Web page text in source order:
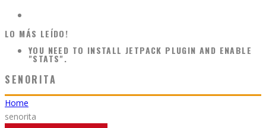
LO MÁS LEÍDO!
YOU NEED TO INSTALL JETPACK PLUGIN AND ENABLE
"STATS".
SENORITA
Home
senorita